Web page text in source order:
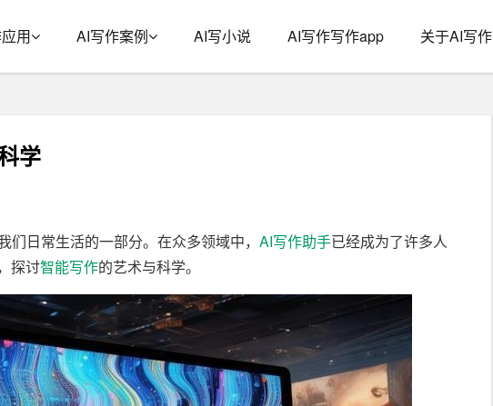
用 AI写作案例 AI写小说 AI写作写作app 关于AI写作
学
们日常生活的一部分。在众多领域中， AI写作助手已经成为了许多人
探讨智能写作的艺术与科学。